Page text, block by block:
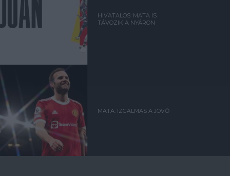
HIVATALOS: MATA IS
TÁVOZIK A NYÁRON
MATA: IZGALMAS A JÖVŐ